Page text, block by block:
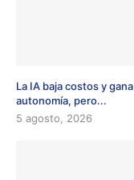
La IA baja costos y gana
autonomía, pero...
5 agosto, 2026